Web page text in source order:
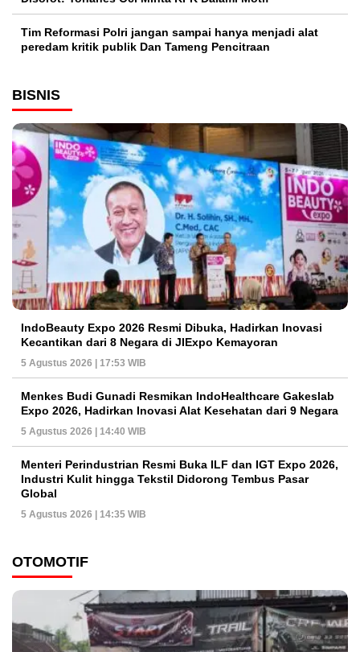
Tim Reformasi Polri jangan sampai hanya menjadi alat
peredam kritik publik Dan Tameng Pencitraan
BISNIS
IndoBeauty Expo 2026 Resmi Dibuka, Hadirkan Inovasi
Kecantikan dari 8 Negara di JIExpo Kemayoran
5 Agustus 2026 | 17:53 WIB
Menkes Budi Gunadi Resmikan IndoHealthcare Gakeslab
Expo 2026, Hadirkan Inovasi Alat Kesehatan dari 9 Negara
5 Agustus 2026 | 14:40 WIB
Menteri Perindustrian Resmi Buka ILF dan IGT Expo 2026,
Industri Kulit hingga Tekstil Didorong Tembus Pasar
Global
5 Agustus 2026 | 14:35 WIB
OTOMOTIF